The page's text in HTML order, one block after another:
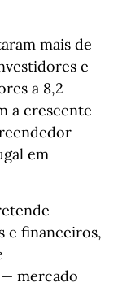
mais de
e
a 8,2
a crescente
em
e financeiros,
mercado